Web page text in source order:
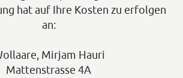
hat auf Ihre Kosten zu erfolgen
an:
Mirjam Hauri
Mattenstrasse 4A